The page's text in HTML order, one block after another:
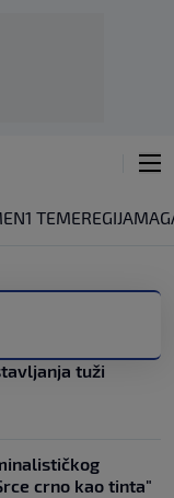
N1 TEMEREGIJA
tuži
crno kao tinta"